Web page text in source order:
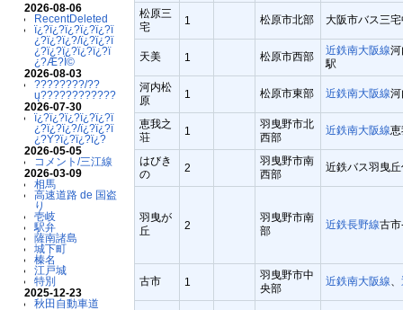
2026-08-06
RecentDeleted
ï¿?ï¿?ï¿?ï¿?ï¿?ï
¿?ï¿?ï¿?/ï¿?ï¿?ï
¿?ï¿?ï¿?ï¿?ï¿?ï
¿?Æ?Ï©
2026-08-03
????????/??
ų????????????
2026-07-30
ï¿?ï¿?ï¿?ï¿?ï¿?ï
¿?ï¿?ï¿?/ï¿?ï¿?ï
¿?Ý?ï¿?ï¿?ï¿?
2026-05-05
コメント/三江線
2026-03-09
相馬
高速道路 de 国盗
り
壱岐
駅弁
薩南諸島
城下町
榛名
江戸城
特別
2025-12-23
秋田自動車道
松原三
宅
1 松原市北部 大阪市バス三
天美 1 松原市西部
近鉄南大阪線
駅
河内松
原
1 松原市東部 近鉄南大阪線
恵我之
荘
1
羽曳野市北
西部
近鉄南大阪線
はびき
の
2
羽曳野市南
西部
近鉄バス羽曳
羽曳が
丘
2
羽曳野市南
部
近鉄長野線古
古市 1
羽曳野市中
央部
近鉄南大阪線 、